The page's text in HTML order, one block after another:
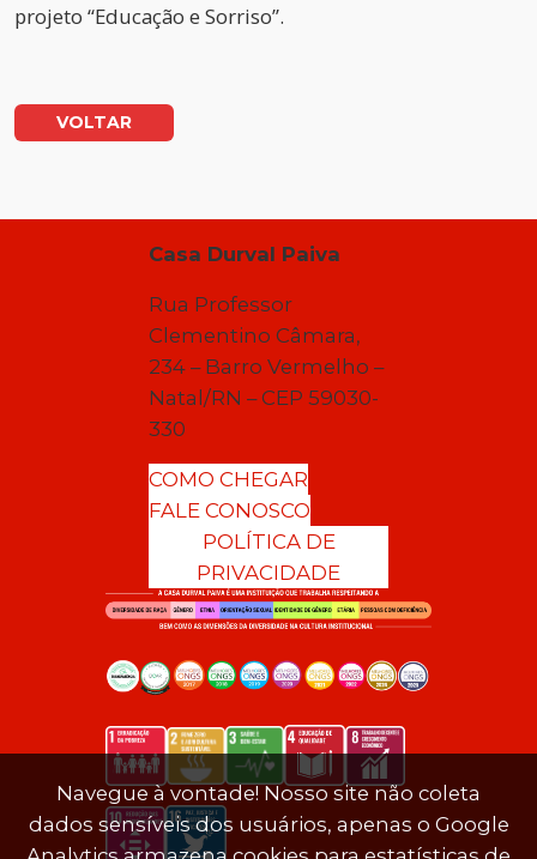
projeto “Educação e Sorriso”.
VOLTAR
Casa Durval Paiva
Rua Professor
Clementino Câmara,
234 – Barro Vermelho –
Natal/RN – CEP 59030-
330
COMO CHEGAR
FALE CONOSCO
POLÍTICA DE
PRIVACIDADE
Navegue à vontade! Nosso site não coleta
dados sensíveis dos usuários, apenas o Google